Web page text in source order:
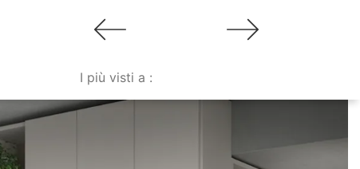
I più visti a :